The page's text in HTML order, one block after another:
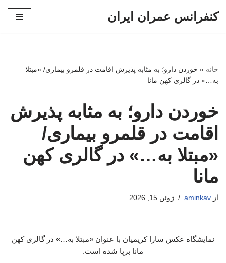
کنفرانس عمران ایران
خانه » خوردن دارو؛ به مثابه پذیرش اقامت در قلمرو بیماری/ «مبتلا
به…» در گالری کهن مانا
خوردن دارو؛ به مثابه پذیرش
اقامت در قلمرو بیماری/
«مبتلا به…» در گالری کهن
مانا
از aminkav ژوئن 15, 2026
نمایشگاه عکس سارا کریمیان با عنوان «مبتلا به…» در گالری کهن
مانا برپا شده است.